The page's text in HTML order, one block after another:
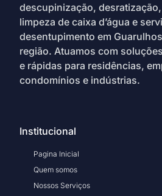
descupinização,
limpeza de caixa d’água e
desentupimento em
região. Atuamos com
e rápidas para residências,
condomínios e indústrias.
Institucional
Pagina Inicial
Quem somos
Nossos Serviços